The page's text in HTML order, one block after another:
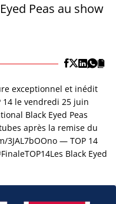
Peas au show
exceptionnel et inédit
14 le vendredi 25 juin
Black Eyed Peas
après la remise du
3JAL7bOOno — TOP 14
Black Eyed